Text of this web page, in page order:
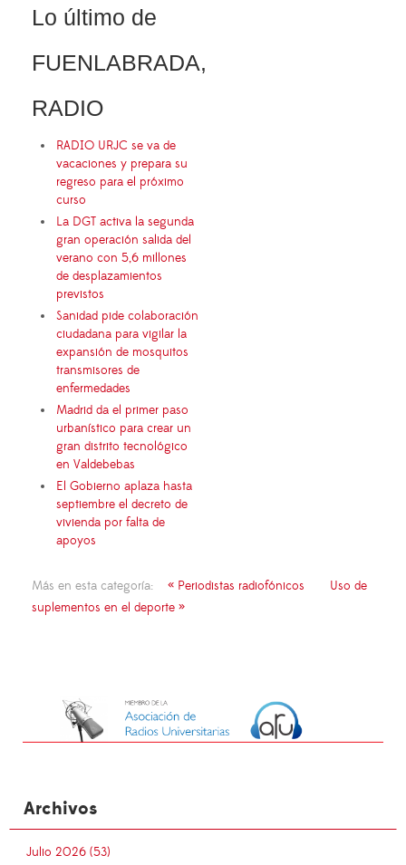
Lo último de
FUENLABRADA,
RADIO
RADIO URJC se va de
vacaciones y prepara su
regreso para el próximo
curso
La DGT activa la segunda
gran operación salida del
verano con 5,6 millones
de desplazamientos
previstos
Sanidad pide colaboración
ciudadana para vigilar la
expansión de mosquitos
transmisores de
enfermedades
Madrid da el primer paso
urbanístico para crear un
gran distrito tecnológico
en Valdebebas
El Gobierno aplaza hasta
septiembre el decreto de
vivienda por falta de
apoyos
Más en esta categoría: « Periodistas radiofónicos
Uso de
suplementos en el deporte »
Archivos
Julio 2026 (53)